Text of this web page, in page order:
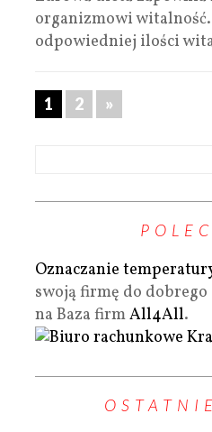
organizmowi
odpowiedniej ilości
1 2 »
Oznaczanie
swoją firmę do
na Baza firmAll4All.